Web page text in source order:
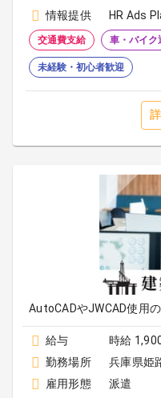
情報提供
HR Ads
交通費支給 車・バイク
未経験・初心者歓迎
AutoCADやJWCAD使用
給与
時給
勤務場所
兵庫県姫
雇用形態
派遣